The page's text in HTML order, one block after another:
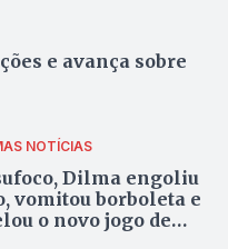
e avança sobre
NOTÍCIAS
Dilma engoliu
vomitou borboleta e
o novo jogo de